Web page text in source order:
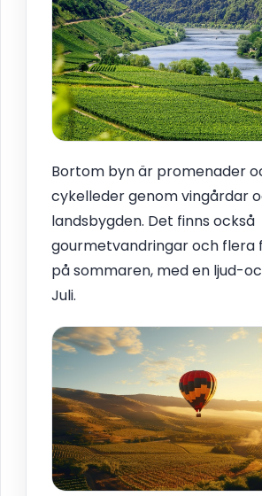
Bortom byn är promenader
cykelleder genom vingårdar
landsbygden. Det finns också
gourmetvandringar och flera
på sommaren, med en ljud-
Juli.